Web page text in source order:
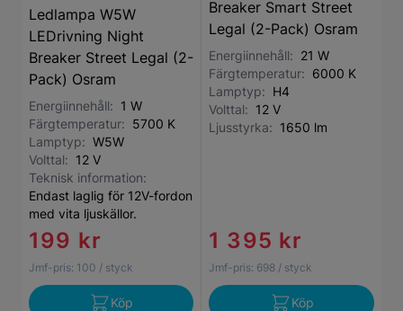
Ledlampa W5W
LEDrivning Night
Breaker Street Legal (2-
Pack) Osram
Energiinnehåll: 1 W
Färgtemperatur: 5700 K
Lamptyp: W5W
Volttal: 12 V
Teknisk information:
Endast laglig för 12V-fordon
med vita ljuskällor.
199 kr
Jmf-pris: 100 / styck
Köp
Breaker Smart Street
Legal (2-Pack) Osram
Energiinnehåll: 21 W
Färgtemperatur: 6000 K
Lamptyp: H4
Volttal: 12 V
Ljusstyrka: 1650 lm
1 395 kr
Jmf-pris: 698 / styck
Köp